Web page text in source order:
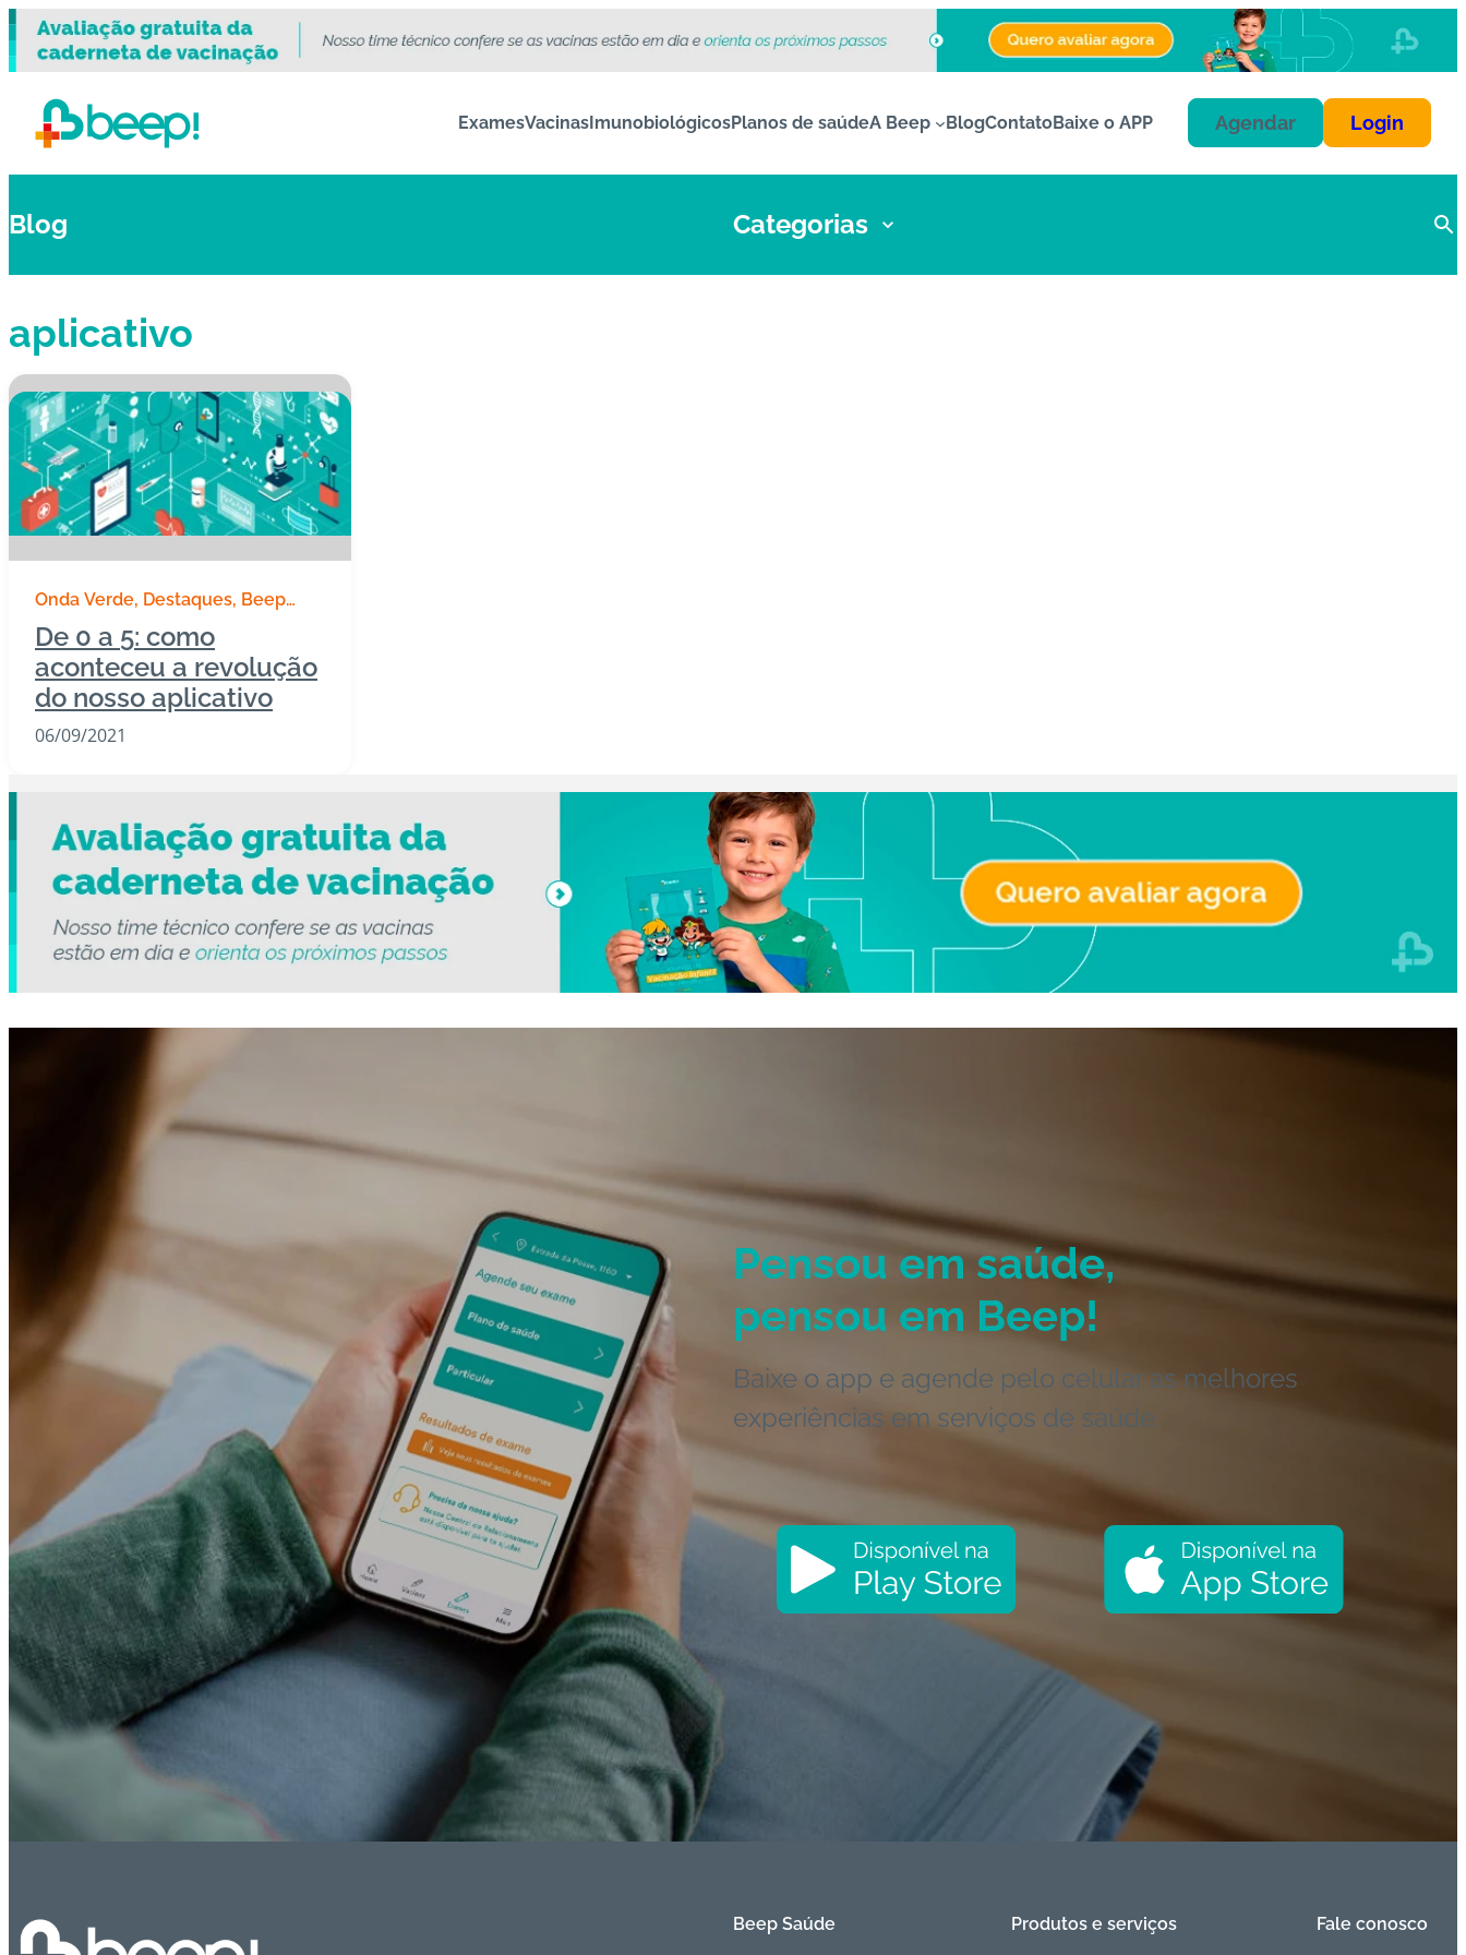
ExamesVacinasImunobiológicosPlanos de saúdeA Beep BlogContatoBaixe o APP Agendar Login
Blog Categorias
aplicativo
Onda Verde Destaques Beep
Tech | Tecnologia
De 0 a 5: como
aconteceu a revolução
do nosso aplicativo
06/09/2021
Pensou em saúde,
pensou em Beep!
Baixe o app e agende pelo celular as melhores
experiências em serviços de saúde.
Beep Saúde Produtos e serviços Fale conosco